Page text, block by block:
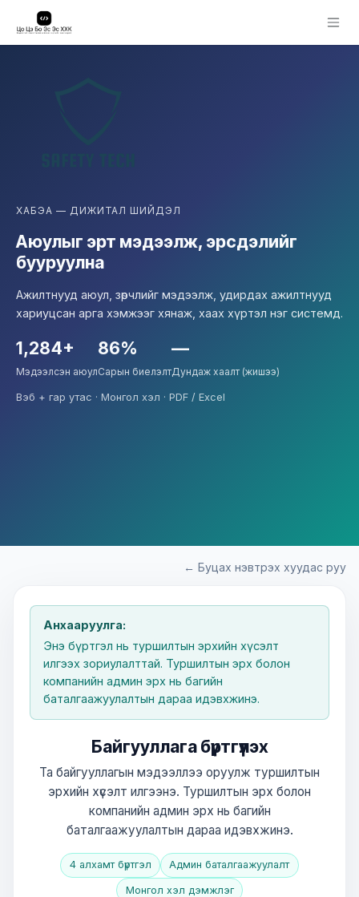
Skip to Content
ХАБЭА — ДИЖИТАЛ ШИЙДЭЛ
Аюулыг эрт мэдээлж, эрсдэлийг
бууруулна
Ажилтнууд аюул, зөрчлийг мэдээлж, удирдах ажилтнууд
хариуцсан арга хэмжээг хянаж, хаах хүртэл нэг системд.
1,284+
Мэдээлсэн аюул
86%
Сарын биелэлт
—
Дундаж хаалт (жишээ)
Вэб + гар утас · Монгол хэл · PDF / Excel
← Буцах нэвтрэх хуудас руу
Анхааруулга:
Энэ бүртгэл нь туршилтын эрхийн хүсэлт
илгээх зориулалттай. Туршилтын эрх болон
компанийн админ эрх нь багийн
баталгаажуулалтын дараа идэвхжинэ.
Байгууллага бүртгүүлэх
Та байгууллагын мэдээллээ оруулж туршилтын
эрхийн хүсэлт илгээнэ. Туршилтын эрх болон
компанийн админ эрх нь багийн
баталгаажуулалтын дараа идэвхжинэ.
4 алхамт бүртгэл Админ баталгаажуулалт
Монгол хэл дэмжлэг